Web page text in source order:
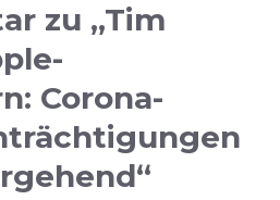
zu „Tim
Corona-